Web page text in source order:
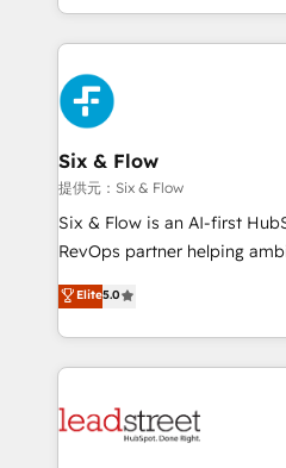
organisations, global
complex use cases 🏆 CRM Implementation,
Platform Enablement,
Onboarding Accredited 🔐 ISO27001 & ISO9001
Certified
so selling and actually
feels easy and pain-free. We are a top ranked
HubSpot Elite Partner,
and Customer First Awards,
Reviews and 4.9/5 rating in Clutch
helps the following industries:
improvement &
commercialization, real
SaaS, Software Dev & IT
the United States, EU, UAE,
America. From casual user to super fan: make
Six & Flow
提供元：Six & Flow
Six & Flow is an AI-first
RevOps partner helping
grow with clarity, confidence,
Operating across the UK,
Canada, we’ve delivered
HubSpot projects for mid-
combine HubSpot, data,
Elite5.0